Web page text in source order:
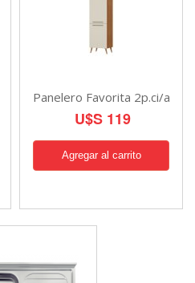
Panelero Favorita 2p.ci/a
U$S 119